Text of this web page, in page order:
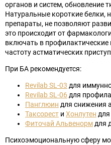
органов и систем, обновление
Натуральные короткие белки,
препараты, не позволяют
это происходит от
включать в
частоту астматических
При БА рекомендуется:
Revilab SL-03 для
Revilab SL-06 для
Панглюин для снижения
Таксорест и Хонлутен
Фиточай Альвенорм для
Психоэмоциональную сферу